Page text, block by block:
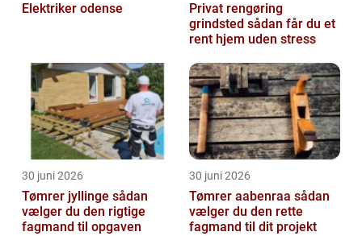
Elektriker odense
Privat rengøring
grindsted sådan får du et
rent hjem uden stress
30 juni 2026
Tømrer jyllinge sådan
vælger du den rigtige
fagmand til opgaven
30 juni 2026
Tømrer aabenraa sådan
vælger du den rette
fagmand til dit projekt